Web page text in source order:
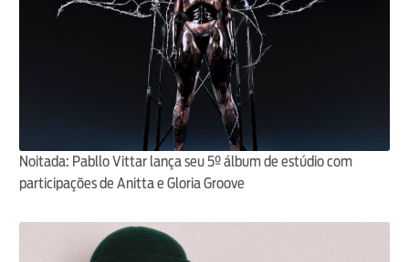
Noitada: Pabllo Vittar lança seu 5º álbum de estúdio com
participações de Anitta e Gloria Groove